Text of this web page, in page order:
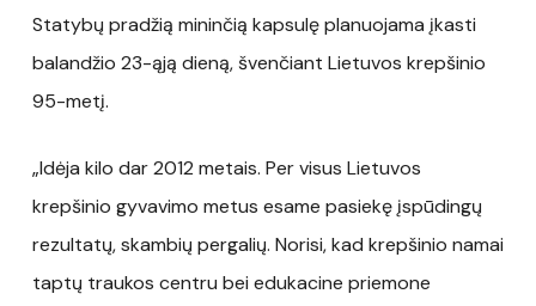
Statybų pradžią mininčią kapsulę planuojama įkasti
balandžio 23-ąją dieną, švenčiant Lietuvos krepšinio
95-metį.
„Idėja kilo dar 2012 metais. Per visus Lietuvos
krepšinio gyvavimo metus esame pasiekę įspūdingų
rezultatų, skambių pergalių. Norisi, kad krepšinio namai
taptų traukos centru bei edukacine priemone